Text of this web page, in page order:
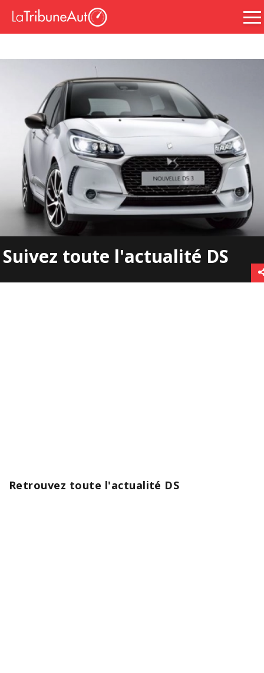
Suivez toute l'actualité DS
Retrouvez toute l'actualité DS